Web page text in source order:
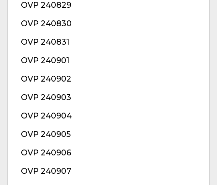
OVP 240829
OVP 240830
OVP 240831
OVP 240901
OVP 240902
OVP 240903
OVP 240904
OVP 240905
OVP 240906
OVP 240907